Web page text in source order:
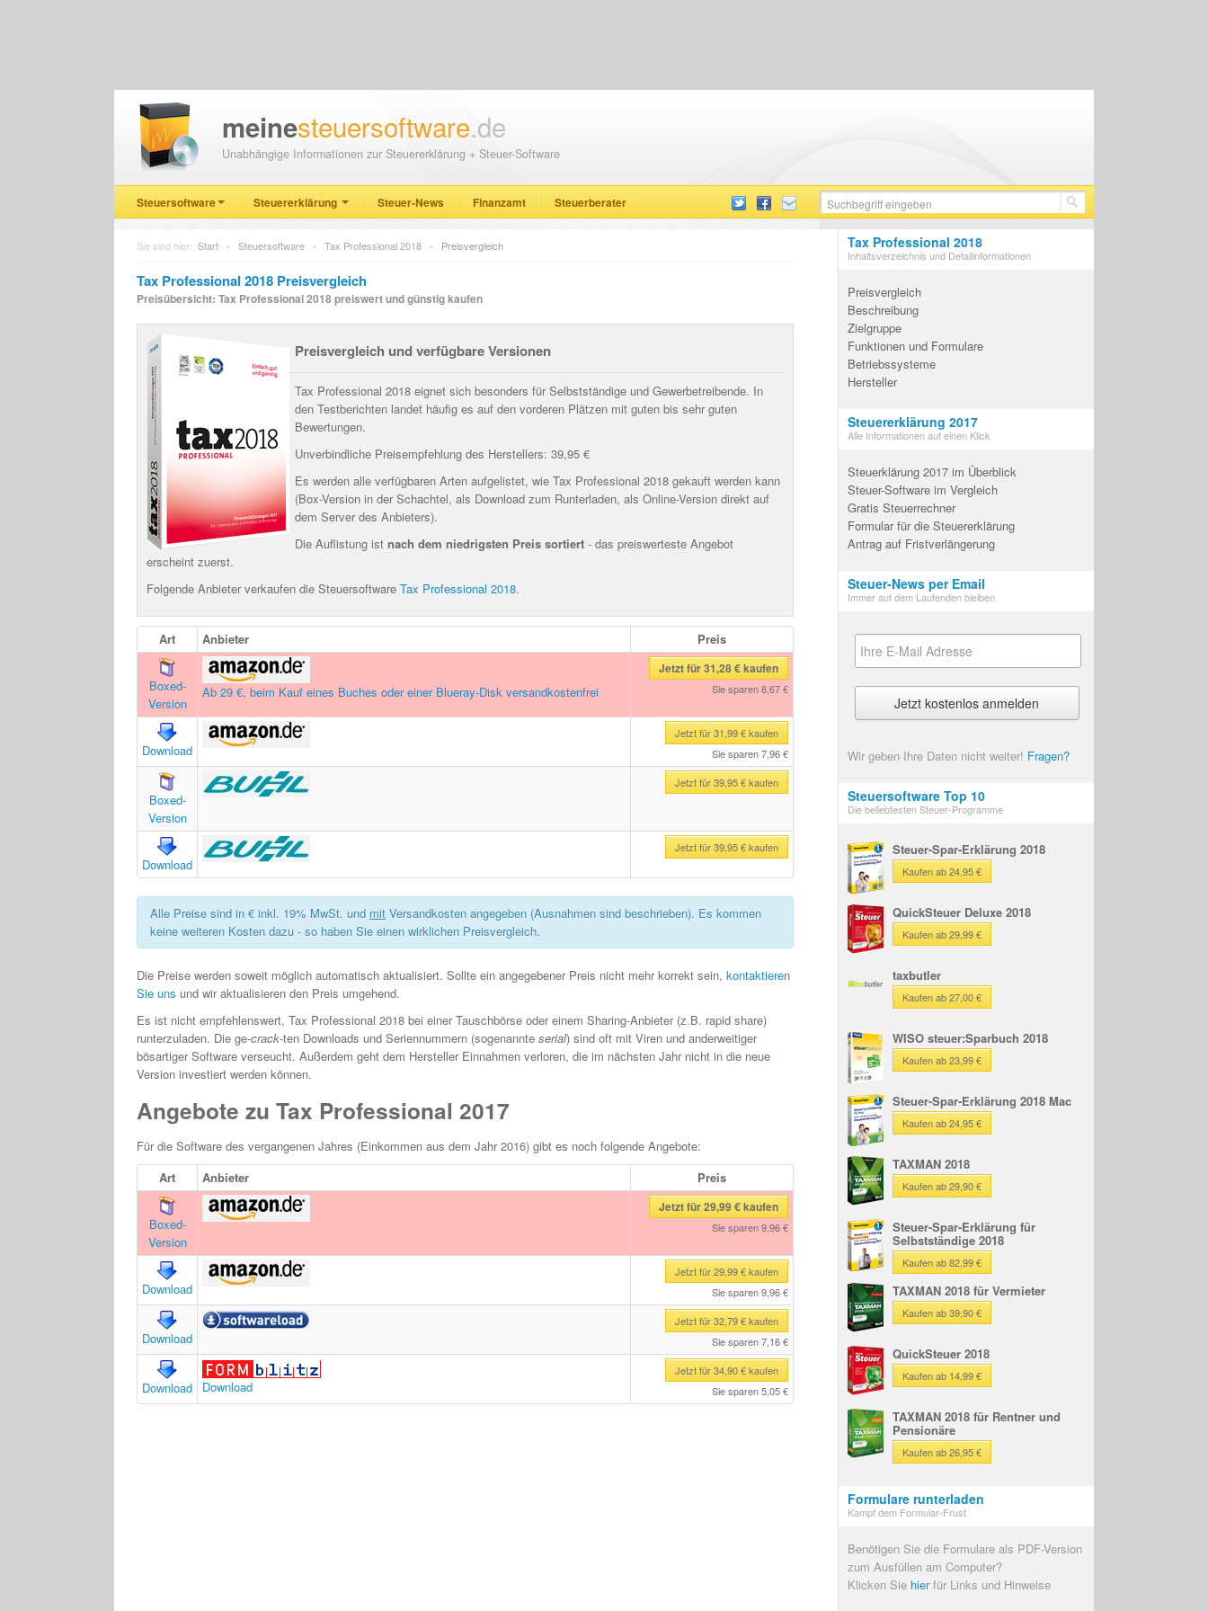
meinesteuersoftware.de
Unabhängige Informationen zur Steuererklärung + Steuer-Software
Steuersoftware Steuererklärung Steuer-News Finanzamt Steuerberater
Sie sind hier: Start » Steuersoftware » Tax Professional 2018 » Preisvergleich
Tax Professional 2018 Preisvergleich
Preisübersicht: Tax Professional 2018 preiswert und günstig kaufen
Preisvergleich und verfügbare Versionen
Tax Professional 2018 eignet sich besonders für Selbstständige und Gewerbetreibende. In
den Testberichten landet häufig es auf den vorderen Plätzen mit guten bis sehr guten
Bewertungen.
Unverbindliche Preisempfehlung des Herstellers: 39,95 €
Es werden alle verfügbaren Arten aufgelistet, wie Tax Professional 2018 gekauft werden kann
(Box-Version in der Schachtel, als Download zum Runterladen, als Online-Version direkt auf
dem Server des Anbieters).
Die Auflistung ist nach dem niedrigsten Preis sortiert - das preiswerteste Angebot
erscheint zuerst.
Folgende Anbieter verkaufen die Steuersoftware Tax Professional 2018.
Art Anbieter Preis
Boxed-
Version
Ab 29 €, beim Kauf eines Buches oder einer Blueray-Disk versandkostenfrei
Jetzt für 31,28 € kaufen
Sie sparen 8,67 €
Download
Jetzt für 31,99 € kaufen
Sie sparen 7,96 €
Boxed-
Version
Jetzt für 39,95 € kaufen
Download
Jetzt für 39,95 € kaufen
Alle Preise sind in € inkl. 19% MwSt. und mit Versandkosten angegeben (Ausnahmen sind beschrieben). Es kommen
keine weiteren Kosten dazu - so haben Sie einen wirklichen Preisvergleich.
Die Preise werden soweit möglich automatisch aktualisiert. Sollte ein angegebener Preis nicht mehr korrekt sein, kontaktieren
Sie uns und wir aktualisieren den Preis umgehend.
Es ist nicht empfehlenswert, Tax Professional 2018 bei einer Tauschbörse oder einem Sharing-Anbieter (z.B. rapid share)
runterzuladen. Die ge-crack-ten Downloads und Seriennummern (sogenannte serial) sind oft mit Viren und anderweitiger
bösartiger Software verseucht. Außerdem geht dem Hersteller Einnahmen verloren, die im nächsten Jahr nicht in die neue
Version investiert werden können.
Angebote zu Tax Professional 2017
Für die Software des vergangenen Jahres (Einkommen aus dem Jahr 2016) gibt es noch folgende Angebote:
Art
Anbieter Preis
Boxed-
Version
Jetzt für 29,99 € kaufen
Sie sparen 9,96 €
Download
Jetzt für 29,99 € kaufen
Sie sparen 9,96 €
Download
Jetzt für 32,79 € kaufen
Sie sparen 7,16 €
Download Download
Jetzt für 34,90 € kaufen
Sie sparen 5,05 €
Tax Professional 2018
Inhaltsverzeichnis und Detailinformationen
Preisvergleich
Beschreibung
Zielgruppe
Funktionen und Formulare
Betriebssysteme
Hersteller
Steuererklärung 2017
Alle Informationen auf einen Klick
Steuerklärung 2017 im Überblick
Steuer-Software im Vergleich
Gratis Steuerrechner
Formular für die Steuererklärung
Antrag auf Fristverlängerung
Steuer-News per Email
Immer auf dem Laufenden bleiben
Wir geben Ihre Daten nicht weiter! Fragen?
Steuersoftware Top 10
Die beliebtesten Steuer-Programme
Steuer-Spar-Erklärung 2018
Kaufen ab 24,95 €
QuickSteuer Deluxe 2018
Kaufen ab 29,99 €
taxbutler
Kaufen ab 27,00 €
WISO steuer:Sparbuch 2018
Kaufen ab 23,99 €
Steuer-Spar-Erklärung 2018 Mac
Kaufen ab 24,95 €
TAXMAN 2018
Kaufen ab 29,90 €
Steuer-Spar-Erklärung für
Selbstständige 2018
Kaufen ab 82,99 €
TAXMAN 2018 für Vermieter
Kaufen ab 39,90 €
QuickSteuer 2018
Kaufen ab 14,99 €
TAXMAN 2018 für Rentner und
Pensionäre
Kaufen ab 26,95 €
Formulare runterladen
Kampf dem Formular-Frust
Benötigen Sie die Formulare als PDF-Version
zum Ausfüllen am Computer?
Klicken Sie hierfür Links und Hinweise